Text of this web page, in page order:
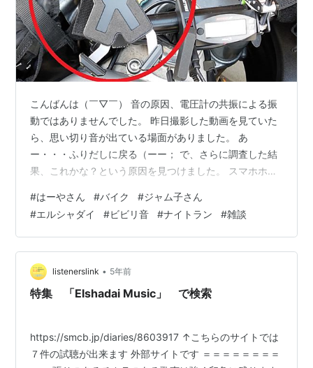
こんばんは（￣▽￣） 音の原因、電圧計の共振による振
動ではありませんでした。 昨日撮影した動画を見ていた
ら、思い切り音が出ている場面がありました。 あ
ー・・・ふりだしに戻る（ーー； で、さらに調査した結
果、これかな？という原因を見つけました。 スマホホル
が聞こえます。 でも、本当にこれなのか・・・検証して
みました。 ・・・違いましたOrz 単純にスマホホルダー
を外して走ったのですが、音は消えませんでした。 あと
はもうこれしかない・・・GoProを支えているマウン
ト。 ・・・ 音はもう諦めました（ーー； GoProのマウン
トは、探して探して探し…
#はーやさん #バイク #ジャム子さん
#エルシャダイ #ビビリ音 #ナイトラン #雑談
listenerslink • 5年前
特集 「Elshadai Music」 で検索